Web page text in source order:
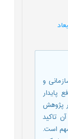
و
پژوهش
تاکید
است.